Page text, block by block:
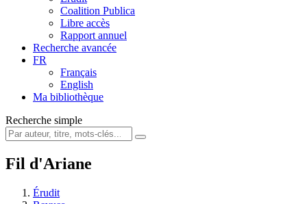
Coalition Publica
Libre accès
Rapport annuel
Recherche avancée
FR
Français
English
Ma bibliothèque
Recherche simple
Fil d'Ariane
Érudit